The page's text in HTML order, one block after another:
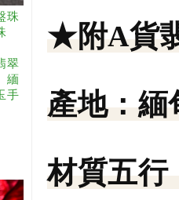
珠
翠
緬
手
★附A貨
產地： 緬
材質五行